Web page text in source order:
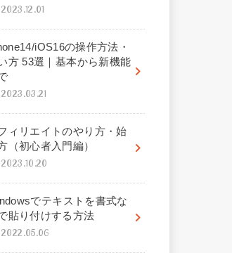
2023.12.01
iOS16の操作方法・
方 53選｜基本から新機能
2023.03.21
ィリエイトのやり方・始
（初心者入門編）
2023.10.20
でテキストを書式な
貼り付けする方法
2022.05.06